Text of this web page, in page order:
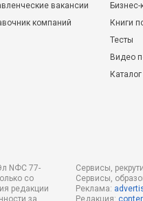
степени к великим
но стремление понять,
вакансии
компаний
Книги
Тесты
Видео
NФС 77-
со
редакции
за
Сервисы,
Сервисы,
Реклама:
Редакция: